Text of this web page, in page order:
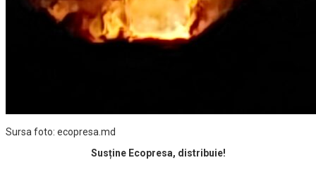
Sursa foto: ecopresa.md
Susține Ecopresa, distribuie!